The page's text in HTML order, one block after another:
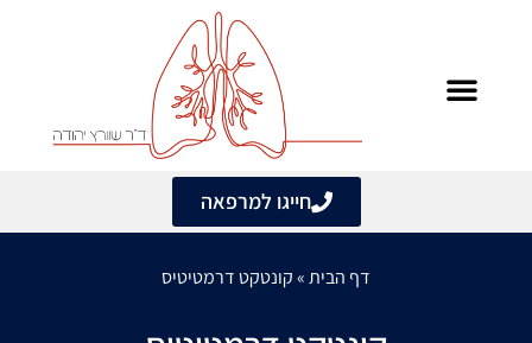
חייגו למרפאה
דף הבית»קונטקט דרמטיטיס